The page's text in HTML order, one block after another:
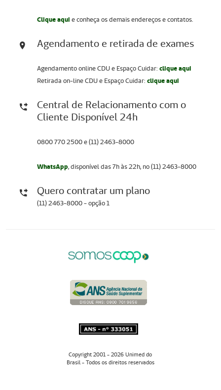
Clique aqui e conheça os demais endereços e contatos.
Agendamento e retirada de exames
Agendamento online CDU e Espaço Cuidar: clique aqui
Retirada on-line CDU e Espaço Cuidar: clique aqui
Central de Relacionamento com o
Cliente Disponível 24h
0800 770 2500 e (11) 2463-8000
WhatsApp, disponível das 7h às 22h, no (11) 2463-8000
Quero contratar um plano
(11) 2463-8000 - opção 1
Copyright 2001 - 2026 Unimed do
Brasil - Todos os direitos reservados